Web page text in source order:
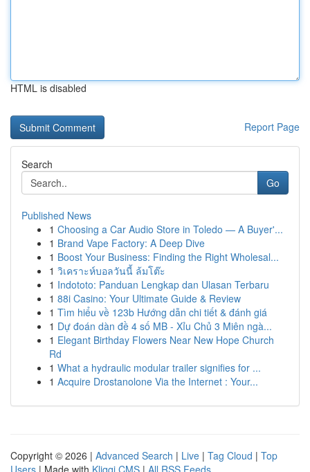
HTML is disabled
Report Page
Search
Go
Published News
1 Choosing a Car Audio Store in Toledo — A Buyer'...
1 Brand Vape Factory: A Deep Dive
1 Boost Your Business: Finding the Right Wholesal...
1 วิเคราะห์บอลวันนี้ ล้มโต๊ะ
1 Indototo: Panduan Lengkap dan Ulasan Terbaru
1 88i Casino: Your Ultimate Guide & Review
1 Tìm hiểu về 123b Hướng dẫn chi tiết & đánh giá
1 Dự đoán dàn đề 4 số MB - Xỉu Chủ 3 Miên ngà...
1 Elegant Birthday Flowers Near New Hope Church
Rd
1 What a hydraulic modular trailer signifies for ...
1 Acquire Drostanolone Via the Internet : Your...
Copyright © 2026 | Advanced Search | Live | Tag Cloud | Top
Users | Made with Kliqqi CMS | All RSS Feeds